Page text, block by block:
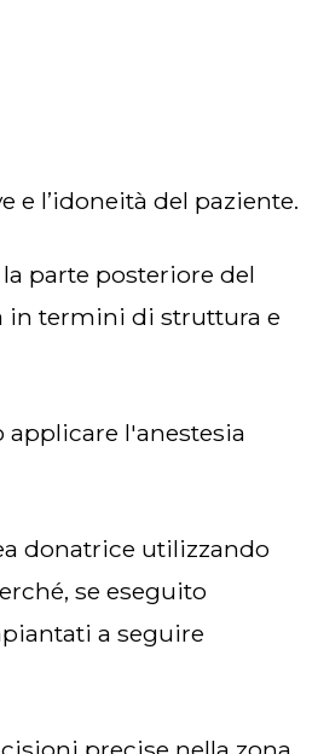
e l’idoneità del paziente.
in termini di struttura e
se eseguito
a seguire